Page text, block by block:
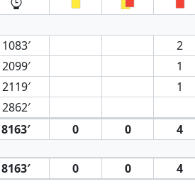
1083′ 2
2099′ 1
2119′ 1
2862′
8163′ 0 0 4
8163′ 0 0 4